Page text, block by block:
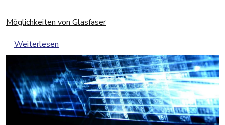
Möglichkeiten von Glasfaser
Weiterlesen